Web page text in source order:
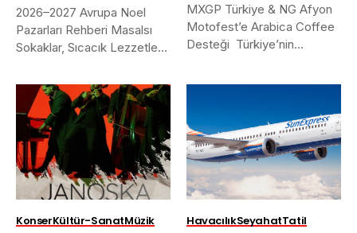
2026–2027 Avrupa Noel
Pazarları Rehberi Masalsı
Sokaklar, Sıcacık Lezzetler
MXGP Türkiye & NG Afyon
Motofest’e Arabica Coffee
Desteği Türkiye’nin
KonserKültür-SanatMüzik HavacılıkSeyahatTatil